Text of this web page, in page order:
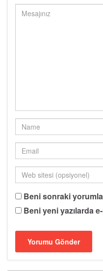
Beni sonraki
Beni yeni yazılarda